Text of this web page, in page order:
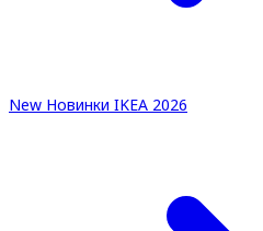
New Новинки IKEA 2026